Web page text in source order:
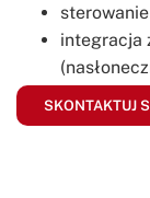
integracja
SKONTAKTUJ